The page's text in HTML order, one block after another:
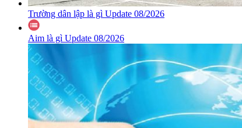
Trường dân lập là gì Update 08/2026
Aim là gì Update 08/2026